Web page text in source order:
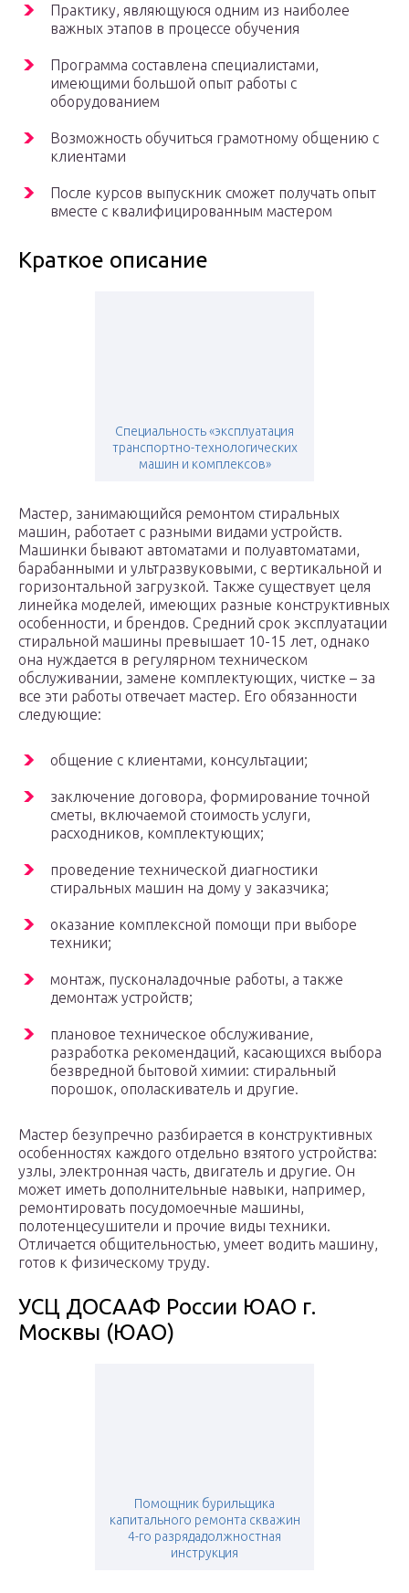
Практику, являющуюся одним из наиболее
важных этапов в процессе обучения
Программа составлена специалистами,
имеющими большой опыт работы с
оборудованием
Возможность обучиться грамотному общению с
клиентами
После курсов выпускник сможет получать опыт
вместе с квалифицированным мастером
Краткое описание
Специальность «эксплуатация
транспортно-технологических
машин и комплексов»
Мастер, занимающийся ремонтом стиральных
машин, работает с разными видами устройств.
Машинки бывают автоматами и полуавтоматами,
барабанными и ультразвуковыми, с вертикальной и
горизонтальной загрузкой. Также существует целя
линейка моделей, имеющих разные конструктивных
особенности, и брендов. Средний срок эксплуатации
стиральной машины превышает 10-15 лет, однако
она нуждается в регулярном техническом
обслуживании, замене комплектующих, чистке – за
все эти работы отвечает мастер. Его обязанности
следующие:
общение с клиентами, консультации;
заключение договора, формирование точной
сметы, включаемой стоимость услуги,
расходников, комплектующих;
проведение технической диагностики
стиральных машин на дому у заказчика;
оказание комплексной помощи при выборе
техники;
монтаж, пусконаладочные работы, а также
демонтаж устройств;
плановое техническое обслуживание,
разработка рекомендаций, касающихся выбора
безвредной бытовой химии: стиральный
порошок, ополаскиватель и другие.
Мастер безупречно разбирается в конструктивных
особенностях каждого отдельно взятого устройства:
узлы, электронная часть, двигатель и другие. Он
может иметь дополнительные навыки, например,
ремонтировать посудомоечные машины,
полотенцесушители и прочие виды техники.
Отличается общительностью, умеет водить машину,
готов к физическому труду.
УСЦ ДОСААФ России ЮАО г.
Москвы (ЮАО)
Помощник бурильщика
капитального ремонта скважин
4-го разрядадолжностная
инструкция